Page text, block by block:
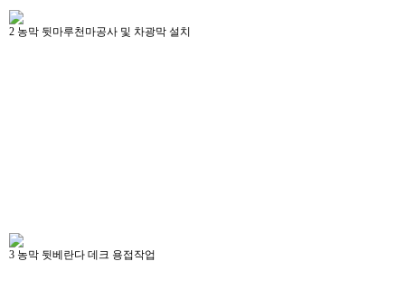
2 농막 뒷마루천마공사 및 차광막 설치
3 농막 뒷베란다 데크 용접작업